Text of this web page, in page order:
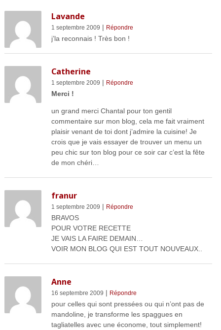
Lavande
1 septembre 2009 | Répondre
j’la reconnais ! Très bon !
Catherine
1 septembre 2009 | Répondre
Merci !
un grand merci Chantal pour ton gentil
commentaire sur mon blog, cela me fait vraiment
plaisir venant de toi dont j’admire la cuisine! Je
crois que je vais essayer de trouver un menu un
peu chic sur ton blog pour ce soir car c’est la fête
de mon chéri…
franur
1 septembre 2009 | Répondre
BRAVOS
POUR VOTRE RECETTE
JE VAIS LA FAIRE DEMAIN…
VOIR MON BLOG QUI EST TOUT NOUVEAUX..
Anne
16 septembre 2009 | Répondre
pour celles qui sont pressées ou qui n’ont pas de
mandoline, je transforme les spaggues en
tagliatelles avec une économe, tout simplement!